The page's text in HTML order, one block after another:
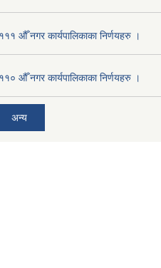
१११ औँ नगर कार्यपालिकाका निर्णयहरु ।
११० औँ नगर कार्यपालिकाका निर्णयहरु ।
अन्य